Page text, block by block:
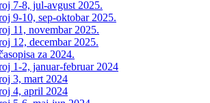
7-8, jul-avgust 2025.
9-10, sep-oktobar 2025.
11, novembar 2025.
12, decembar 2025.
za 2024.
1-2, januar-februar 2024
3, mart 2024
4, april 2024